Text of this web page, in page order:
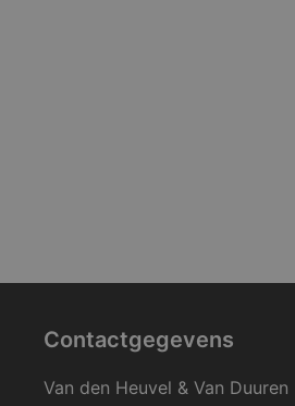
Contactgegevens
Van den Heuvel & Van Duuren